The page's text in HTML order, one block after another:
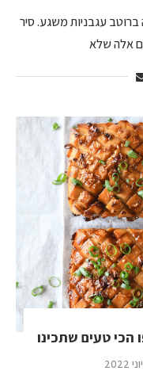
עגבניות משגע. סיר
אלה שלא
הכי טעים שתכינו